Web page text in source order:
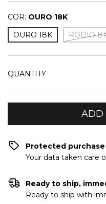
COR: OURO 18K
OURO 18K
RODIO
QUANTITY
Protected purchase
Your data taken care
Ready to ship,
Ready to ship with